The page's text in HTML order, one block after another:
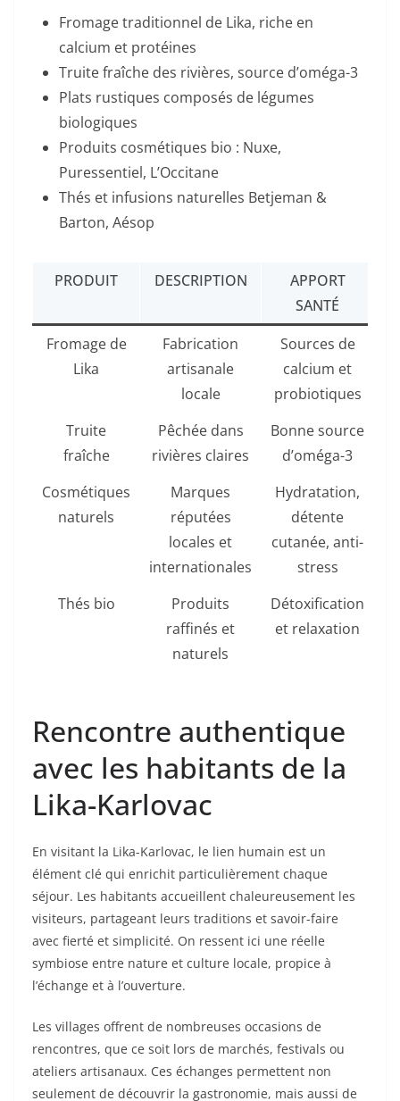
Fromage traditionnel de Lika, riche en
calcium et protéines
Truite fraîche des rivières, source d’oméga-3
Plats rustiques composés de légumes
biologiques
Produits cosmétiques bio : Nuxe,
Puressentiel, L’Occitane
Thés et infusions naturelles Betjeman &
Barton, Aésop
PRODUIT DESCRIPTION
APPORT
SANTÉ
Fromage de
Lika
Fabrication
artisanale
locale
Sources de
calcium et
probiotiques
Truite
fraîche
Pêchée dans
rivières claires
Bonne source
d’oméga-3
Cosmétiques
naturels
Marques
réputées
locales et
internationales
Hydratation,
détente
cutanée, anti-
stress
Thés bio
Produits
raffinés et
naturels
Détoxification
et relaxation
Rencontre authentique
avec les habitants de la
Lika-Karlovac
En visitant la Lika-Karlovac, le lien humain est un
élément clé qui enrichit particulièrement chaque
séjour. Les habitants accueillent chaleureusement les
visiteurs, partageant leurs traditions et savoir-faire
avec fierté et simplicité. On ressent ici une réelle
symbiose entre nature et culture locale, propice à
l’échange et à l’ouverture.
Les villages offrent de nombreuses occasions de
rencontres, que ce soit lors de marchés, festivals ou
ateliers artisanaux. Ces échanges permettent non
seulement de découvrir la gastronomie, mais aussi de